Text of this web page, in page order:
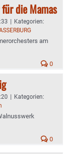
die Mamas
| Kategorien:
am
0
| Kategorien:
0